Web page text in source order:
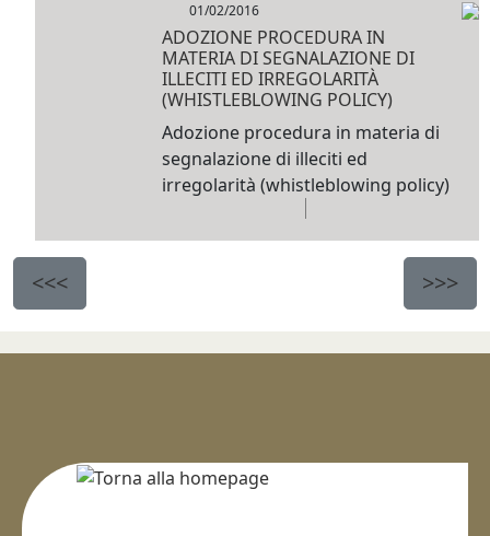
01/02/2016
ADOZIONE PROCEDURA IN
MATERIA DI SEGNALAZIONE DI
ILLECITI ED IRREGOLARITÀ
(WHISTLEBLOWING POLICY)
Adozione procedura in materia di
segnalazione di illeciti ed
irregolarità (whistleblowing policy)
<<< >>>